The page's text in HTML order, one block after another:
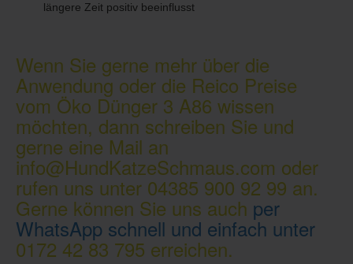
längere Zeit positiv beeinflusst
Wenn Sie gerne mehr über die
Anwendung oder die Reico Preise
vom Öko Dünger 3 A86 wissen
möchten, dann schreiben Sie und
gerne eine Mail an
info@HundKatzeSchmaus.com oder
rufen uns unter 04385 900 92 99 an.
Gerne können Sie uns auch per
WhatsApp schnell und einfach unter
0172 42 83 795 erreichen.